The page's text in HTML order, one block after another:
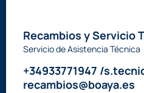
Recambios y Servicio
Servicio de Asistencia Técnica
+34933771947 /
recambios@boaya.es